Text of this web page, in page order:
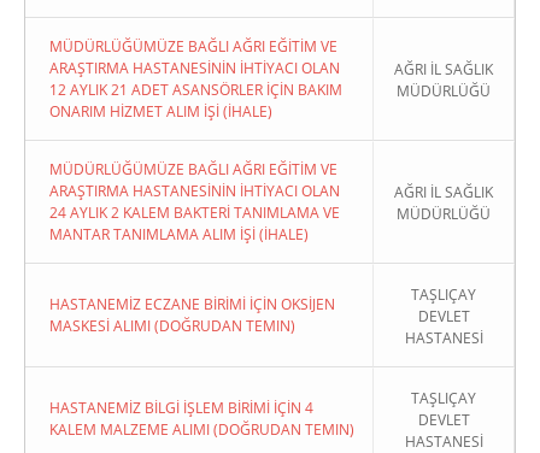
MÜDÜRLÜĞÜMÜZE BAĞLI AĞRI EĞİTİM VE
ARAŞTIRMA HASTANESİNİN İHTİYACI OLAN
12 AYLIK 21 ADET ASANSÖRLER İÇİN BAKIM
ONARIM HİZMET ALIM İŞİ (İHALE)
AĞRI İL SAĞLIK
MÜDÜRLÜĞÜ
MÜDÜRLÜĞÜMÜZE BAĞLI AĞRI EĞİTİM VE
ARAŞTIRMA HASTANESİNİN İHTİYACI OLAN
24 AYLIK 2 KALEM BAKTERİ TANIMLAMA VE
MANTAR TANIMLAMA ALIM İŞİ (İHALE)
AĞRI İL SAĞLIK
MÜDÜRLÜĞÜ
HASTANEMİZ ECZANE BİRİMİ İÇİN OKSİJEN
MASKESİ ALIMI (DOĞRUDAN TEMIN)
TAŞLIÇAY
DEVLET
HASTANESİ
HASTANEMİZ BİLGİ İŞLEM BİRİMİ İÇİN 4
KALEM MALZEME ALIMI (DOĞRUDAN TEMIN)
TAŞLIÇAY
DEVLET
HASTANESİ